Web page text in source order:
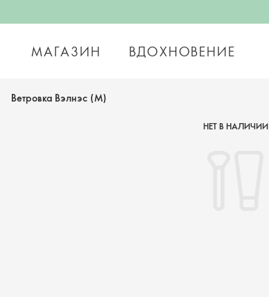
МАГАЗИН ВДОХНОВЕНИЕ
Ветровка Вэлнэс (M)
НЕТ В НАЛИЧИИ